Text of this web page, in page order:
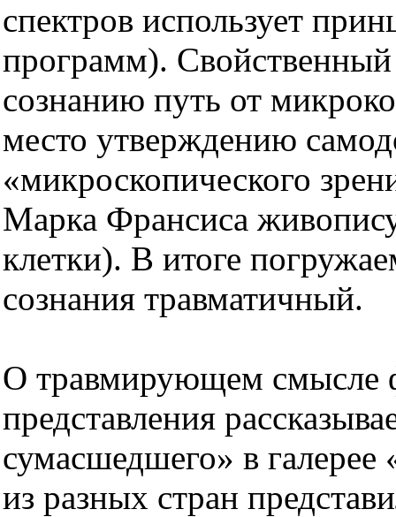
спектров использует
программ).
сознанию путь от
место утверждению
«микроскопического
Марка Франсиса
клетки). В итоге
сознания травматичный.
О травмирующем смысле
представления
сумасшедшего» в
из разных стран